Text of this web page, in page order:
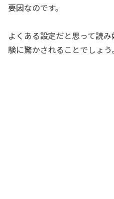
要因なのです。
よくある設定だと思って読
験に驚かされることでしょう。